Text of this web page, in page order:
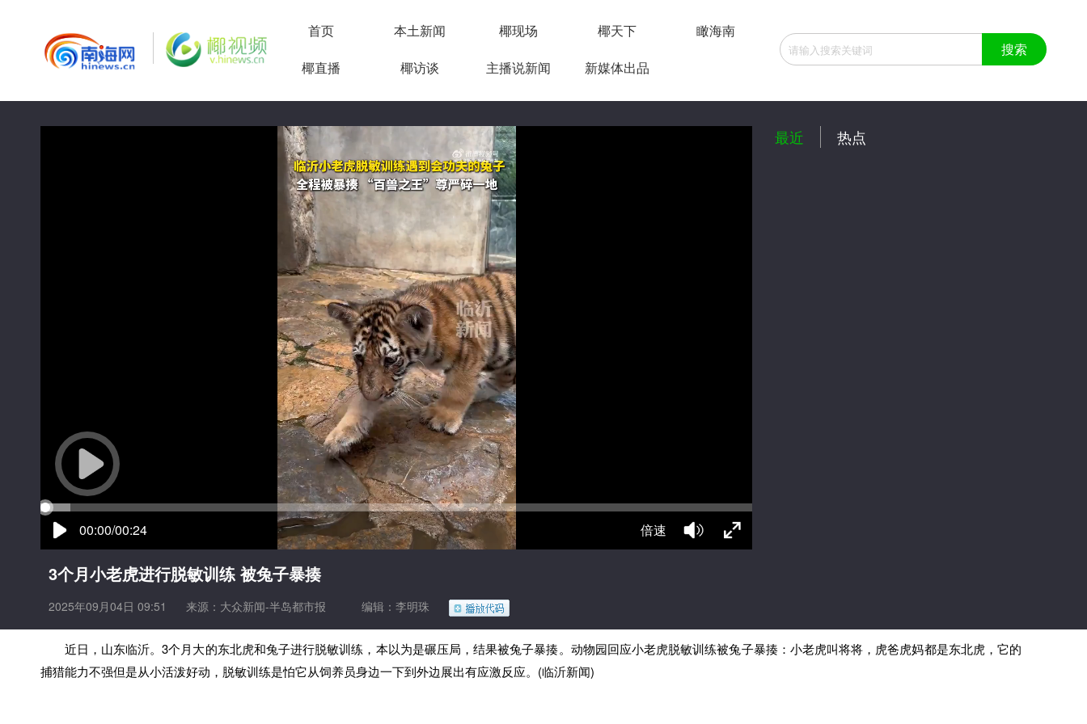
首页 本土新闻 椰现场 椰天下
瞰海南
椰直播
椰访谈 主播说新闻 新媒体出品
00:00/00:24 倍速
3个月小老虎进行脱敏训练 被兔子暴揍
2025年09月04日 09:51 来源： 大众新闻-半岛都市报 编辑：李明珠
最近 热点
近日，山东临沂。3个月大的东北虎和兔子进行脱敏训练，本以为是碾压局，结果被兔子暴揍。动物园回应小老虎脱敏训练被兔子暴揍：小老虎叫将将，虎爸虎妈都是东北虎，它的
捕猎能力不强但是从小活泼好动，脱敏训练是怕它从饲养员身边一下到外边展出有应激反应。(临沂新闻)